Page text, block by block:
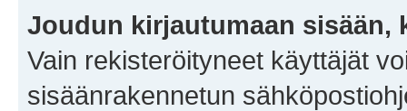
Joudun kirjautumaan sisään,
Vain rekisteröityneet käyttäjät
sisäänrakennetun